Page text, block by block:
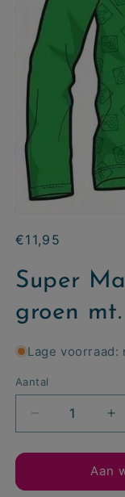
Normale
€11,95
Super
groen mt.
Lage voorraad:
Aantal
Aantal
verlagen
voor
Mario
Aan